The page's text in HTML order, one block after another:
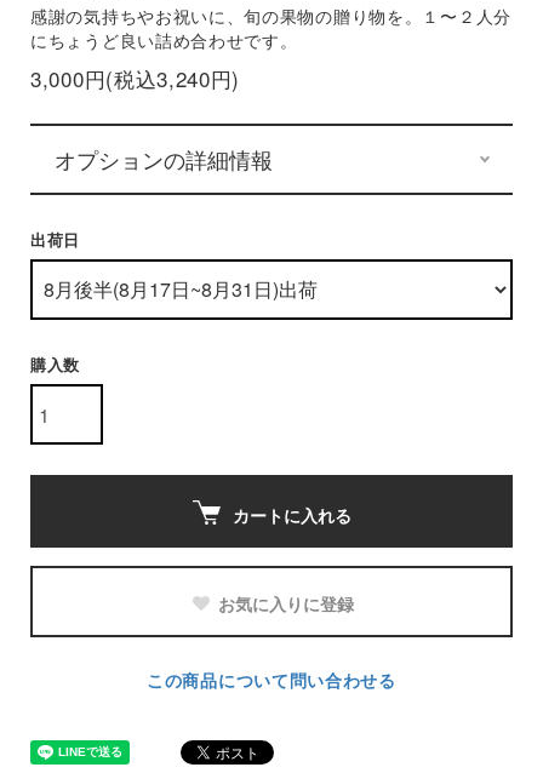
感謝の気持ちやお祝いに、旬の果物の贈り物を。１〜２人分
にちょうど良い詰め合わせです。
3,000円(税込3,240円)
オプションの詳細情報
出荷日
購入数
カートに入れる
お気に入りに登録
この商品について問い合わせる